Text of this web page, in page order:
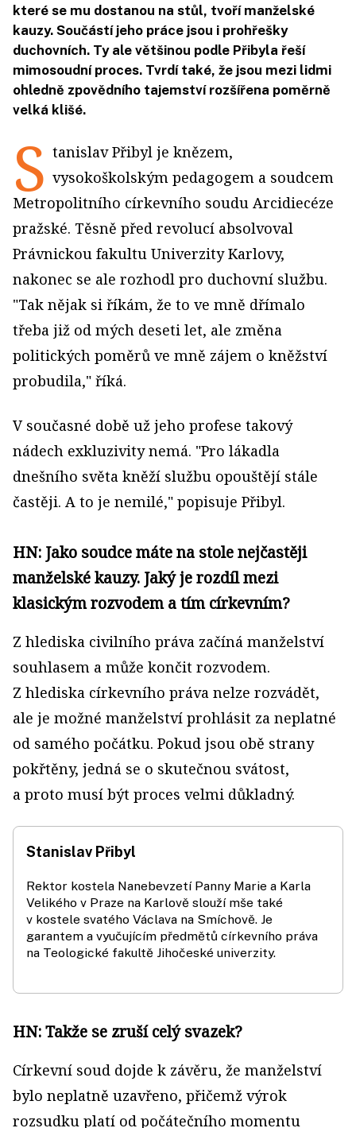
které se mu dostanou na stůl, tvoří manželské
kauzy. Součástí jeho práce jsou i prohřešky
duchovních. Ty ale většinou podle Přibyla řeší
mimosoudní proces. Tvrdí také, že jsou mezi lidmi
ohledně zpovědního tajemství rozšířena poměrně
velká klišé.
S tanislav Přibyl je knězem,
vysokoškolským pedagogem a soudcem
Metropolitního církevního soudu Arcidiecéze
pražské. Těsně před revolucí absolvoval
Právnickou fakultu Univerzity Karlovy,
nakonec se ale rozhodl pro duchovní službu.
"Tak nějak si říkám, že to ve mně dřímalo
třeba již od mých deseti let, ale změna
politických poměrů ve mně zájem o kněžství
probudila," říká.
V současné době už jeho profese takový
nádech exkluzivity nemá. "Pro lákadla
dnešního světa kněží službu opouštějí stále
častěji. A to je nemilé," popisuje Přibyl.
HN: Jako soudce máte na stole nejčastěji
manželské kauzy. Jaký je rozdíl mezi
klasickým rozvodem a tím církevním?
Z hlediska civilního práva začíná manželství
souhlasem a může končit rozvodem.
Z hlediska církevního práva nelze rozvádět,
ale je možné manželství prohlásit za neplatné
od samého počátku. Pokud jsou obě strany
pokřtěny, jedná se o skutečnou svátost,
a proto musí být proces velmi důkladný.
Stanislav Přibyl
Rektor kostela Nanebevzetí Panny Marie a Karla
Velikého v Praze na Karlově slouží mše také
v kostele svatého Václava na Smíchově. Je
garantem a vyučujícím předmětů církevního práva
na Teologické fakultě Jihočeské univerzity.
HN: Takže se zruší celý svazek?
Církevní soud dojde k závěru, že manželství
bylo neplatně uzavřeno, přičemž výrok
rozsudku platí od počátečního momentu